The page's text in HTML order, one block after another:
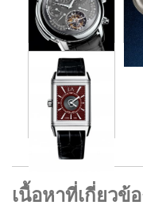
เนื้อหาที่เกี่ยวข้